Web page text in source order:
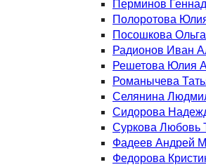
Перминов
Полоротова
Посошкова
Радионов Иван
Решетова Юлия
Романычева
Селянина
Сидорова
Суркова Любовь
Фадеев Андрей
Федорова